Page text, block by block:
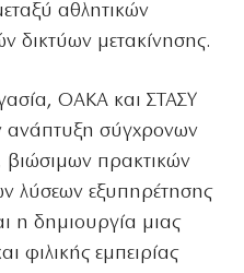
αθλητικών
δικτύων μετακίνησης.
ΟΑΚΑ και ΣΤΑΣΥ
ανάπτυξη σύγχρονων
βιώσιμων πρακτικών
λύσεων εξυπηρέτησης
η δημιουργία μιας
φιλικής εμπειρίας